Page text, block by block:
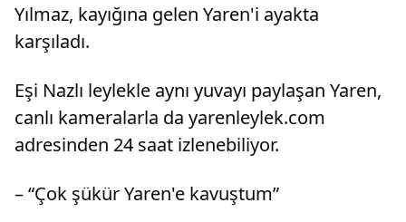
Ukrayna, Özbekistan, Kosova,...
Yılmaz, kayığına gelen Yaren'i ayakta
karşıladı.
Eşi Nazlı leylekle aynı yuvayı paylaşan Yaren,
canlı kameralarla da yarenleylek.com
adresinden 24 saat izlenebiliyor.
– “Çok şükür Yaren'e kavuştum”